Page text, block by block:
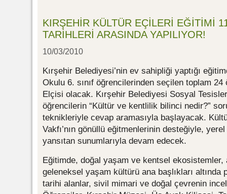
KIRŞEHİR KÜLTÜR EÇİLERİ EĞİTİMİ
TARİHLERİ ARASINDA YAPILIYOR!
10/03/2010
Kırşehir Belediyesi’nin ev sahipliği yaptığı
Okulu 6. sınıf öğrencilerinden seçilen toplam 24
Elçisi olacak. Kırşehir Belediyesi Sosyal
öğrencilerin “Kültür ve kentlilik bilinci nedir?”
teknikleriyle cevap aramasıyla başlayacak.
Vakfı’nın gönüllü eğitmenlerinin desteğiyle,
yansıtan sunumlarıyla devam edecek.
Eğitimde, doğal yaşam ve kentsel
geleneksel yaşam kültürü ana başlıkları altında
tarihi alanlar, sivil mimari ve doğal çevrenin